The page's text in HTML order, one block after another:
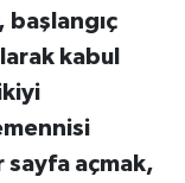
başlangıç
kabul
sayfa açmak,